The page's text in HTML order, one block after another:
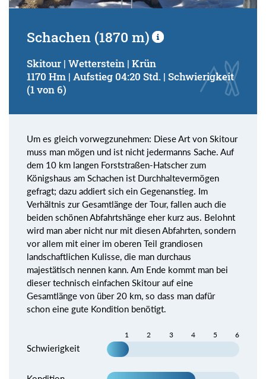
Schachen (1870 m)
Skitour | Wetterstein | Krün
1170 Hm | Aufstieg 04:20 Std. | Schwierigkeit
(1 von 6)
Um es gleich vorwegzunehmen: Diese Art von Skitour
muss man mögen und ist nicht jedermanns Sache. Auf
dem 10 km langen Forststraßen-Hatscher zum
Königshaus am Schachen ist Durchhaltevermögen
gefragt; dazu addiert sich ein Gegenanstieg. Im
Verhältnis zur Gesamtlänge der Tour, fallen auch die
beiden schönen Abfahrtshänge eher kurz aus. Belohnt
wird man aber nicht nur mit diesen Abfahrten, sondern
vor allem mit einer im oberen Teil grandiosen
landschaftlichen Kulisse, die man durchaus
majestätisch nennen kann. Am Ende kommt man bei
dieser technisch einfachen Skitour auf eine
Gesamtlänge von über 20 km, so dass man dafür
schon eine gute Kondition benötigt.
1 2 3 4 5 6
Schwierigkeit